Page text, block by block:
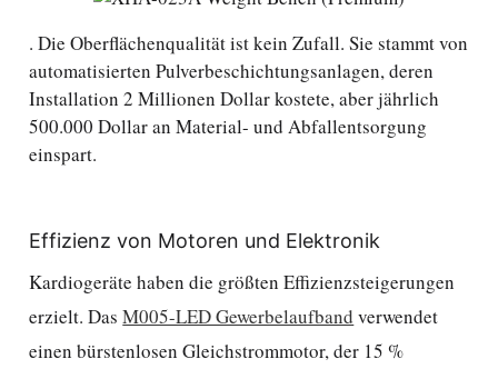
. Die Oberflächenqualität ist kein Zufall. Sie stammt von
automatisierten Pulverbeschichtungsanlagen, deren
Installation 2 Millionen Dollar kostete, aber jährlich
500.000 Dollar an Material- und Abfallentsorgung
einspart.
Effizienz von Motoren und Elektronik
Kardiogeräte haben die größten Effizienzsteigerungen
erzielt. DasM005-LED Gewerbelaufband verwendet
einen bürstenlosen Gleichstrommotor, der 15 %